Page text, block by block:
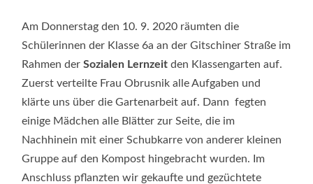
Am Donnerstag den 10. 9. 2020 räumten die
Schülerinnen der Klasse 6a an der Gitschiner Straße im
Rahmen derSozialen Lernzeit den Klassengarten auf.
Zuerst verteilte Frau Obrusnik alle Aufgaben und
klärte uns über die Gartenarbeit auf. Dann fegten
einige Mädchen alle Blätter zur Seite, die im
Nachhinein mit einer Schubkarre von anderer kleinen
Gruppe auf den Kompost hingebracht wurden. Im
Anschluss pflanzten wir gekaufte und gezüchtete